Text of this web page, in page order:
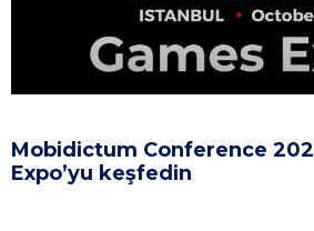
Mobidictum Conference
Expo’yu keşfedin